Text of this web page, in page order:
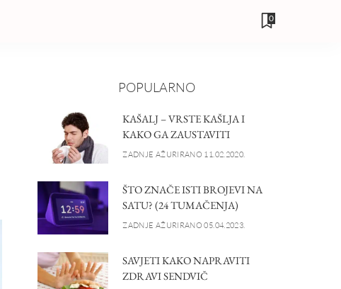
0
POPULARNO
KAŠALJ – VRSTE KAŠLJA I
KAKO GA ZAUSTAVITI
ZADNJE AŽURIRANO 11.02.2020.
ŠTO ZNAČE ISTI BROJEVI NA
SATU? (24 TUMAČENJA)
ZADNJE AŽURIRANO 05.04.2023.
SAVJETI KAKO NAPRAVITI
ZDRAVI SENDVIČ